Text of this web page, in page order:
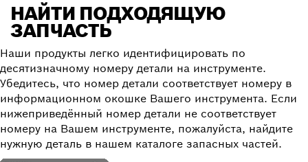
НАЙТИ ПОДХОДЯЩУЮ
ЗАПЧАСТЬ
Наши продукты легко идентифицировать по
десятизначному номеру детали на инструменте.
Убедитесь, что номер детали соответствует номеру в
информационном окошке Вашего инструмента. Если
нижеприведённый номер детали не соответствует
номеру на Вашем инструменте, пожалуйста, найдите
нужную деталь в нашем каталоге запасных частей.